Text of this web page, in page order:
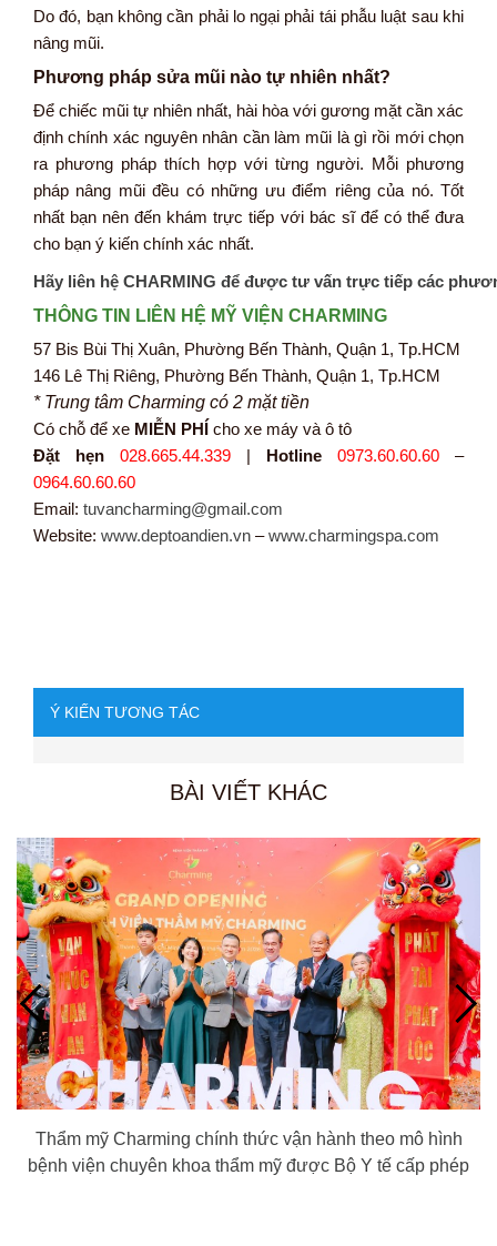
Do đó, bạn không cần phải lo ngại phải tái phẫu luật sau khi
nâng mũi.
Phương pháp sửa mũi nào tự nhiên nhất?
Để chiếc mũi tự nhiên nhất, hài hòa với gương mặt cần xác
định chính xác nguyên nhân cần làm mũi là gì rồi mới chọn
ra phương pháp thích hợp với từng người. Mỗi phương
pháp nâng mũi đều có những ưu điểm riêng của nó. Tốt
nhất bạn nên đến khám trực tiếp với bác sĩ để có thể đưa
cho bạn ý kiến chính xác nhất.
Hãy liên hệ CHARMING để được tư vấn trực tiếp các
THÔNG TIN LIÊN HỆ MỸ VIỆN CHARMING
57 Bis Bùi Thị Xuân, Phường Bến Thành, Quận 1, Tp.HCM
146 Lê Thị Riêng, Phường Bến Thành, Quận 1, Tp.HCM
* Trung tâm Charming có 2 mặt tiền
Có chỗ để xe MIỄN PHÍ cho xe máy và ô tô
Đặt hẹn
028.665.44.339 | Hotline 0973.60.60.60 –
0964.60.60.60
Email: tuvancharming@gmail.com
Website: www.deptoandien.vn –www.charmingspa.com
Ý KIẾN TƯƠNG TÁC
BÀI VIẾT KHÁC
Thẩm mỹ Charming chính thức vận hành theo mô hình
bệnh viện chuyên khoa thẩm mỹ được Bộ Y tế cấp phép